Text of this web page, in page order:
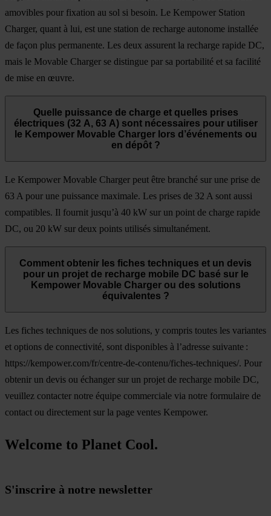
amovibles pour fixation au sol si besoin. Le Kempower Station
Charger, quant à lui, est une station de recharge autonome installée
de façon plus permanente. Les deux assurent la recharge rapide DC,
mais le Movable Charger se distingue par sa portabilité et sa facilité
de mise en œuvre.
Quelle puissance de charge et quelles prises
électriques (32 A, 63 A) sont nécessaires pour utiliser
le Kempower Movable Charger lors d’événements ou
en dépôt ?
Le Kempower Movable Charger peut être branché sur une prise de
63 A pour une puissance maximale. Les prises de 32 A sont aussi
compatibles. Il fournit jusqu’à 40 kW sur un point de charge rapide
DC, ou 20 kW sur deux points utilisés simultanément.
Comment obtenir les fiches techniques et un devis
pour un projet de recharge mobile DC basé sur le
Kempower Movable Charger ou des solutions
équivalentes ?
Les fiches techniques de nos solutions, y compris toutes les variantes
et options de connectivité, sont disponibles à l’adresse suivante :
https://kempower.com/fr/centre-de-contenu/fiches-techniques/. Pour
obtenir un devis ou échanger sur un projet de recharge mobile DC,
veuillez contacter notre équipe commerciale via notre formulaire de
contact ou directement sur la page ventes Kempower.
Welcome to Planet Cool.
S'inscrire à notre newsletter